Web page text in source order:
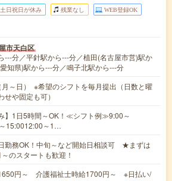
土日祝日が休み 残業なし WEB登録OK
市天白区
---分／平針駅から---分／植田(名古屋市営)駅か
知県)駅から---分／鳴子北駅から---分
～日） ※希望のシフトを毎月提出（日数と曜
せや固定も可）
】1日5時間～OK！≪シフト例≫9:00～
15:0012:00～1…
日勤務OK！中旬～など開始日相談可 ★まずは
のスタートも歓迎！
円～ 介護福祉士時給1700円～ ※日払い/